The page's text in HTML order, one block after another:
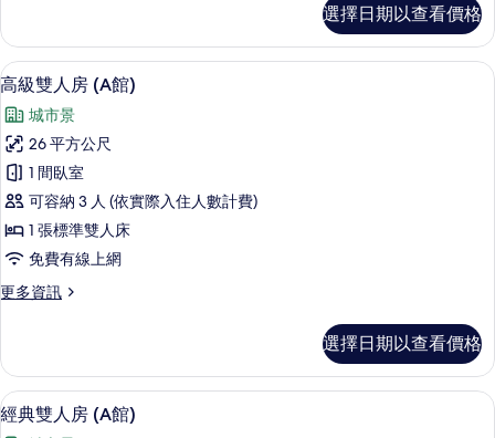
所
有
相
片
雙
人
房
館)
的
詳
情
選擇日期以查看價格
顯
示
高
級
雙
人
房
(A
館)
所
有
相
5
高級雙人房 (A館)
城市景
26 平方公尺
1 間臥室
可容納 3 人 (依實際入住人數計費)
1 張標準雙人床
免費有線上網
更多資訊
更
雙
人
房
選擇日期以查看價格
顯
示
5
經典雙人房 (A館)